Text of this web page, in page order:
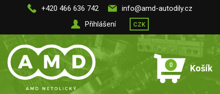
+420 466 636 742
info@amd-autodily.cz
Přihlášení
CZK
0 Košík